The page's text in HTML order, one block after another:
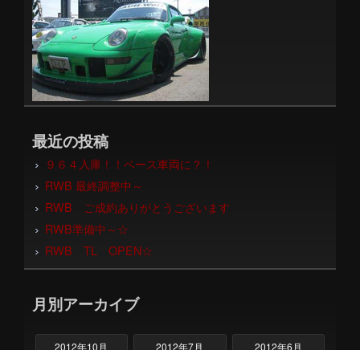
最近の投稿
９６４入庫！！ベース車両に？！
RWB 最終調整中～
RWB ご成約ありがとうございます
RWB準備中～☆
RWB TL OPEN☆
月別アーカイブ
2012年10月 2012年7月 2012年6月